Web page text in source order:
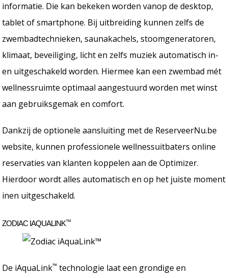
informatie. Die kan bekeken worden vanop de desktop,
tablet of smartphone. Bij uitbreiding kunnen zelfs de
zwembadtechnieken, saunakachels, stoomgeneratoren,
klimaat, beveiliging, licht en zelfs muziek automatisch in-
en uitgeschakeld worden. Hiermee kan een zwembad mét
wellnessruimte optimaal aangestuurd worden met winst
aan gebruiksgemak en comfort.
Dankzij de optionele aansluiting met de ReserveerNu.be
website, kunnen professionele wellnessuitbaters online
reservaties van klanten koppelen aan de Optimizer.
Hierdoor wordt alles automatisch en op het juiste moment
inen uitgeschakeld.
ZODIAC IAQUALINK™
De iAquaLink™ technologie laat een grondige en